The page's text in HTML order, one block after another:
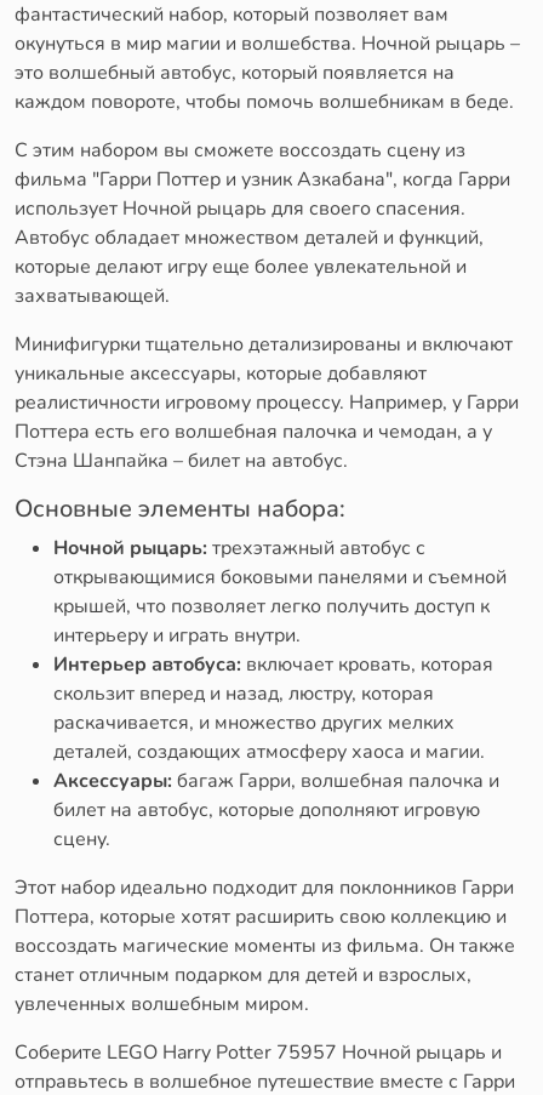
фантастический набор, который позволяет вам
окунуться в мир магии и волшебства. Ночной рыцарь –
это волшебный автобус, который появляется на
каждом повороте, чтобы помочь волшебникам в беде.
С этим набором вы сможете воссоздать сцену из
фильма "Гарри Поттер и узник Азкабана", когда Гарри
использует Ночной рыцарь для своего спасения.
Автобус обладает множеством деталей и функций,
которые делают игру еще более увлекательной и
захватывающей.
Минифигурки тщательно детализированы и включают
уникальные аксессуары, которые добавляют
реалистичности игровому процессу. Например, у Гарри
Поттера есть его волшебная палочка и чемодан, а у
Стэна Шанпайка – билет на автобус.
Основные элементы набора:
Ночной рыцарь:трехэтажный автобус с
открывающимися боковыми панелями и съемной
крышей, что позволяет легко получить доступ к
интерьеру и играть внутри.
Интерьер автобуса: включает кровать, которая
скользит вперед и назад, люстру, которая
раскачивается, и множество других мелких
деталей, создающих атмосферу хаоса и магии.
Аксессуары:багаж Гарри, волшебная палочка и
билет на автобус, которые дополняют игровую
сцену.
Этот набор идеально подходит для поклонников Гарри
Поттера, которые хотят расширить свою коллекцию и
воссоздать магические моменты из фильма. Он также
станет отличным подарком для детей и взрослых,
увлеченных волшебным миром.
Соберите LEGO Harry Potter 75957 Ночной рыцарь и
отправьтесь в волшебное путешествие вместе с Гарри